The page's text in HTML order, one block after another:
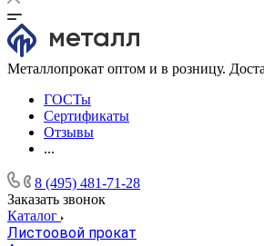
Металлопрокат оптом и в розницу.
ГОСТы
Сертификаты
Отзывы
...
8 (495) 481-71-28
Заказать звонок
Каталог
Листоовой прокат